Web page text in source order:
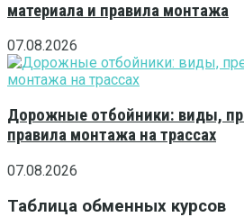
материала и правила монтажа
07.08.2026
Дорожные отбойники: виды,
правила монтажа на трассах
07.08.2026
Таблица обменных курсов